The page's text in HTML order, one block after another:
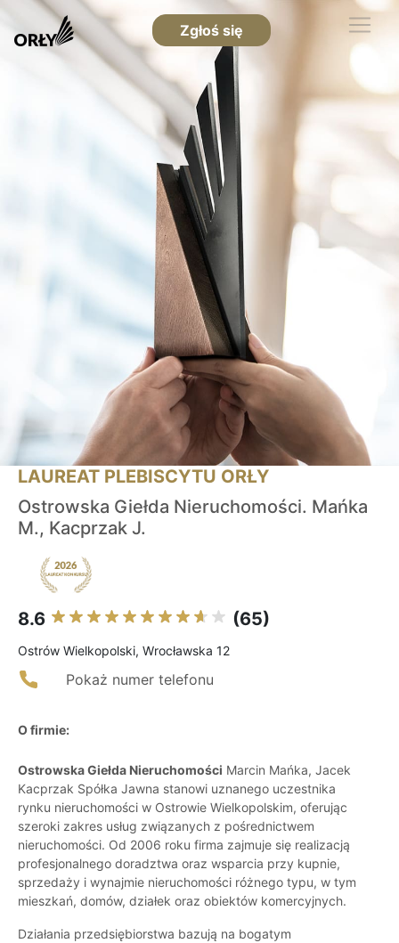
Zgłoś się
LAUREAT PLEBISCYTU ORŁY
Ostrowska Giełda Nieruchomości. Mańka
M., Kacprzak J.
8.6 (65)
Ostrów Wielkopolski, Wrocławska 12
Pokaż numer telefonu
O firmie:
Ostrowska Giełda Nieruchomości Marcin Mańka, Jacek
Kacprzak Spółka Jawna stanowi uznanego uczestnika
rynku nieruchomości w Ostrowie Wielkopolskim, oferując
szeroki zakres usług związanych z pośrednictwem
nieruchomości. Od 2006 roku firma zajmuje się realizacją
profesjonalnego doradztwa oraz wsparcia przy kupnie,
sprzedaży i wynajmie nieruchomości różnego typu, w tym
mieszkań, domów, działek oraz obiektów komercyjnych.
Działania przedsiębiorstwa bazują na bogatym